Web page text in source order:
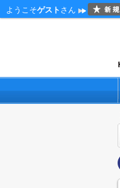
ようこそゲスト さん